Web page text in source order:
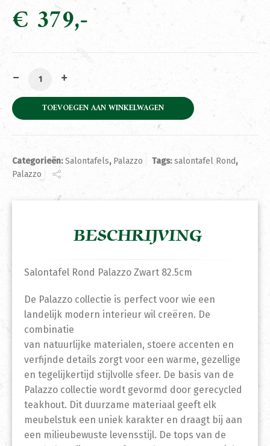
€ 379
Salontafel Rond Palazzo Zwart 82.5cm aantal
TOEVOEGEN AAN WINKELWAGEN
Categorieën:Salontafels, Palazzo Tags:salontafel Rond,
Palazzo
BESCHRIJVING
Salontafel Rond Palazzo Zwart 82.5cm
De Palazzo collectie is perfect voor wie een
landelijk modern interieur wil creëren. De
combinatie
van natuurlijke materialen, stoere accenten en
verfijnde details zorgt voor een warme, gezellige
en tegelijkertijd stijlvolle sfeer. De basis van de
Palazzo collectie wordt gevormd door gerecycled
teakhout. Dit duurzame materiaal geeft elk
meubelstuk een uniek karakter en draagt bij aan
een milieubewuste levensstijl. De tops van de